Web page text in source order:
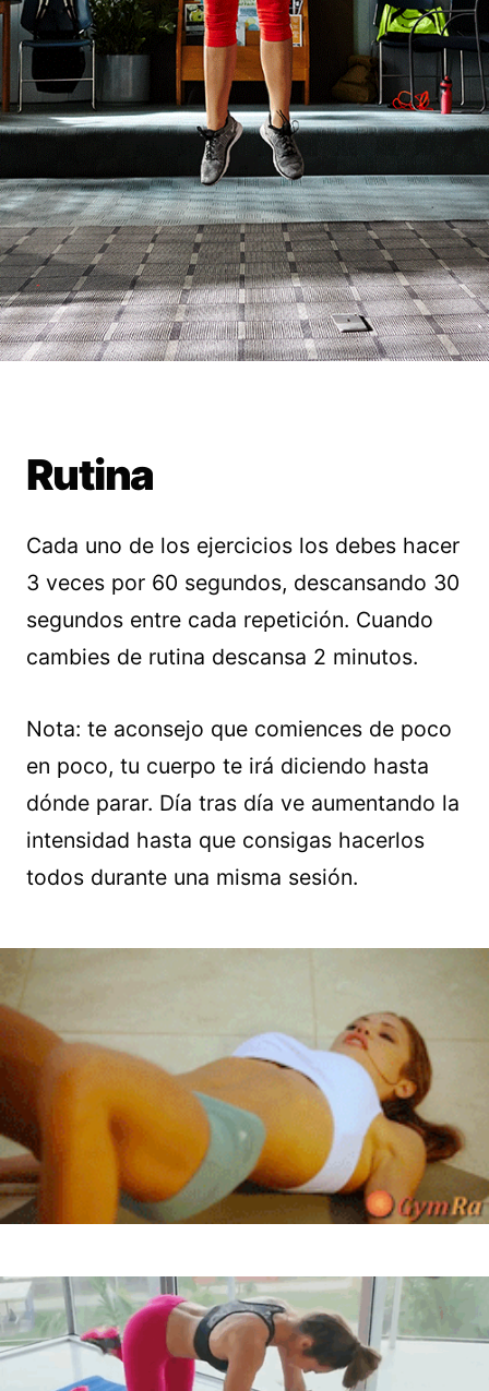
Rutina
Cada uno de los ejercicios los debes hacer
3 veces por 60 segundos, descansando 30
segundos entre cada repetición. Cuando
cambies de rutina descansa 2 minutos.
Nota: te aconsejo que comiences de poco
en poco, tu cuerpo te irá diciendo hasta
dónde parar. Día tras día ve aumentando la
intensidad hasta que consigas hacerlos
todos durante una misma sesión.